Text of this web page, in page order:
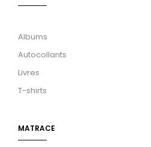
Albums
Autocollants
Livres
T-shirts
MATRACE